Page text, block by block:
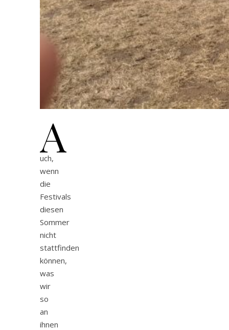
A
uch,
wenn
die
Festivals
diesen
Sommer
nicht
stattfinden
können,
was
wir
so
an
ihnen